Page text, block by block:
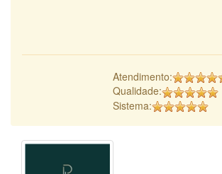
Atendimento:
Qualidade:
Sistema: